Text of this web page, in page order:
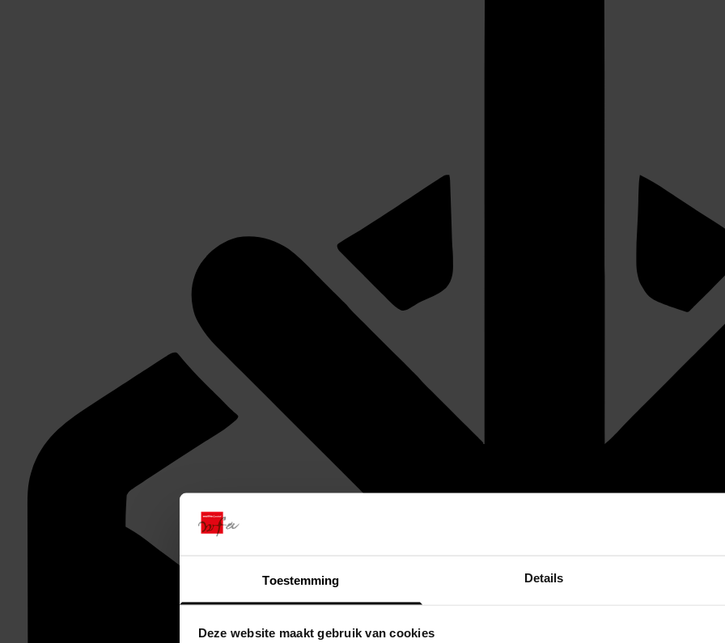
Toestemming Details
Deze website maakt gebruik van cookies